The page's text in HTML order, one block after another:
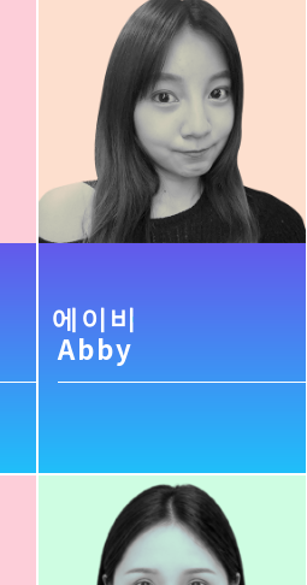
에이비
Abby